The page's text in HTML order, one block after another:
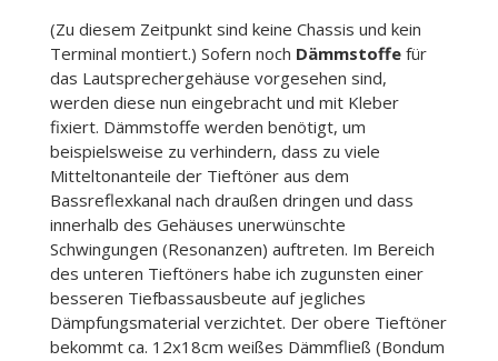
(Zu diesem Zeitpunkt sind keine Chassis und kein
Terminal montiert.) Sofern noch Dämmstoffefür
das Lautsprechergehäuse vorgesehen sind,
werden diese nun eingebracht und mit Kleber
fixiert. Dämmstoffe werden benötigt, um
beispielsweise zu verhindern, dass zu viele
Mitteltonanteile der Tieftöner aus dem
Bassreflexkanal nach draußen dringen und dass
innerhalb des Gehäuses unerwünschte
Schwingungen (Resonanzen) auftreten. Im Bereich
des unteren Tieftöners habe ich zugunsten einer
besseren Tiefbassausbeute auf jegliches
Dämpfungsmaterial verzichtet. Der obere Tieftöner
bekommt ca. 12x18cm weißes Dämmfließ (Bondum